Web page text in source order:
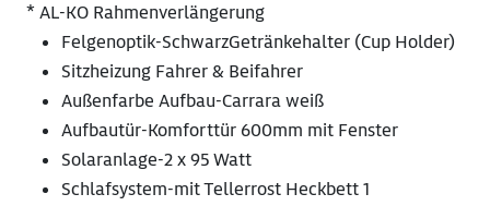
* AL-KO Rahmenverlängerung
Felgenoptik-SchwarzGetränkehalter (Cup Holder)
Sitzheizung Fahrer & Beifahrer
Außenfarbe Aufbau-Carrara weiß
Aufbautür-Komforttür 600mm mit Fenster
Solaranlage-2 x 95 Watt
Schlafsystem-mit Tellerrost Heckbett 1